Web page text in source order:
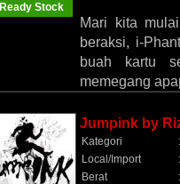
Ready Stock
Mari kita
beraksi, i-
buah kartu
memegang
Jumpink by
Kategori
:
Local/Import
:
Berat
: